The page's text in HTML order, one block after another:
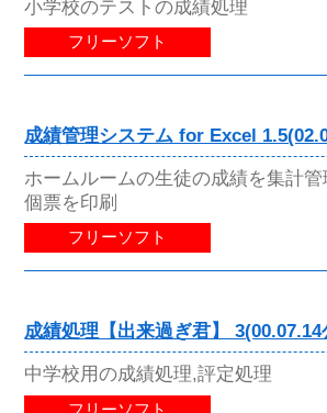
小学校のテストの成績処理
フリーソフト
成績管理システム for Excel
ホームルームの生徒の成績を集計管
個票を印刷
フリーソフト
成績処理【出来過ぎ君】 3(00.07.14
中学校用の成績処理,評定処理
フリーソフト